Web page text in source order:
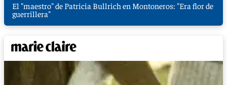
El "maestro" de Patricia Bullrich en Montoneros: "Era flor de
guerrillera"